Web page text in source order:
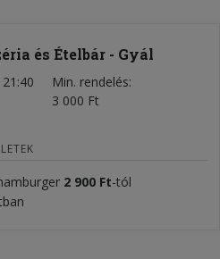
és Ételbár - Gyál
Min. rendelés
3 000 Ft
2 900 Ft-tól